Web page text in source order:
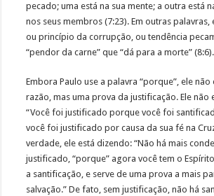
pecado; uma está na sua mente; a outra está
nos seus membros (7:23). Em outras palavras,
ou princípio da corrupção, ou tendência
“pendor da carne” que “dá para a morte” (8:6).
Embora Paulo use a palavra “porque”, ele
razão, mas uma prova da justificação. Ele não
“Você foi justificado porque você foi
você foi justificado por causa da sua fé na
verdade, ele está dizendo: “Não há mais
justificado, “porque” agora você tem o
a santificação, e serve de uma prova a mais
salvação.” De fato, sem justificação, não há